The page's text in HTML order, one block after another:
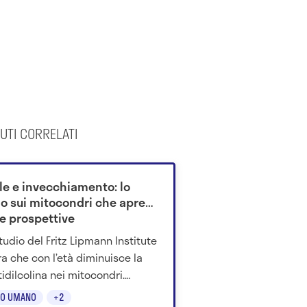
CORRELATI
UMANO +2
e invecchiamento: lo
sui mitocondri che apre
prospettive
del Fritz Lipmann Institute
che con l’età diminuisce la
nei mitocondri.
migliora la funzione